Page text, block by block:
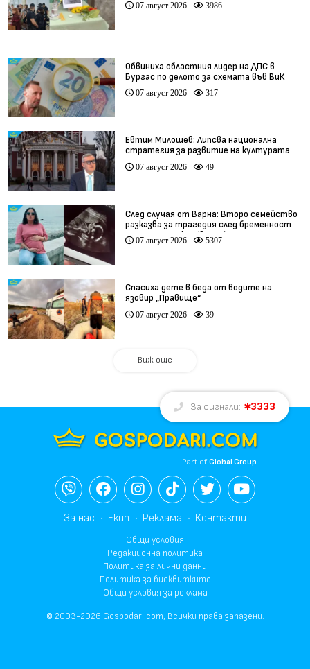
07 август 2026 3986
Обвиниха областния лидер на ДПС в
Бургас по делото за схемата във ВиК
07 август 2026 317
Евтим Милошев: Липсва национална
стратегия за развитие на културата
(видео)
07 август 2026 49
След случая от Варна: Второ семейство
разказва за трагедия след бременност
при същия лекар (видео)
07 август 2026 5307
Спасиха дете в беда от водите на
язовир „Правище“
07 август 2026 39
Виж още
За сигнали: 3333
Part ofGlobal Group
За нас Екип Реклама Контакти
Общи условия
Редакционна политика
Политика за лични данни
Политика за бисквитките
Общи условия за реклама
© 2003-2026 Gospodari.com, Всички права запазени.